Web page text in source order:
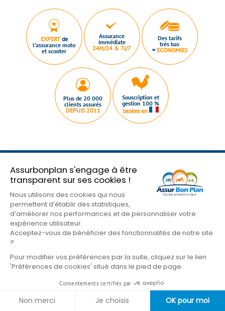
Assurbonplan s'engage à être
transparent sur ses cookies !
Nous utilisons des cookies qui nous
permettent d’établir des statistiques,
d’améliorer nos performances et de personnaliser votre
expérience utilisateur.
Acceptez-vous de bénéficier des fonctionnalités de notre site
?
Pour modifier vos préférences par la suite, cliquez sur le lien
'Préférences de cookies' situé dans le pied de page.
Consentements certifiés par
Non merci Je choisis OK pour moi
EXPERTde
l’assurance moto
et scooter
Assurance
immédiate
24H/24 & 7J/7
Des tarifs
très bas
= ECONOMIES
Plus de 20 000
clients assurés
DEPUIS 2011
Souscription et
gestion 100 %
basées en
Qui sommes nous ? Plan du site
Nous contacter
Mentions légales
Conditions Générales
Nos partenaires
Gestion des cookies
Formulaire de résiliation
Suivez-nous sur les réseaux